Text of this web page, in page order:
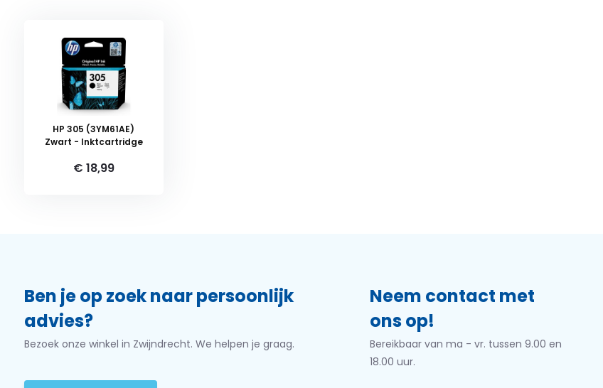
HP 305 (3YM61AE)
Zwart - Inktcartridge
€ 18,99
Ben je op zoek naar persoonlijk
advies?
Bezoek onze winkel in Zwijndrecht. We helpen je graag.
Neem contact met
ons op!
Bereikbaar van ma - vr. tussen 9.00 en
18.00 uur.